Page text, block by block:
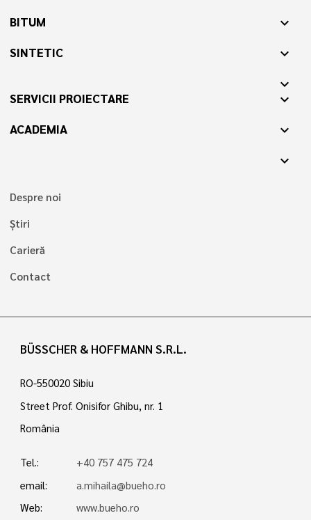
BITUM expand_more
SINTETIC
expand_more
expand_more
SERVICII PROIECTARE expand_more
ACADEMIA
expand_more
expand_more
Despre noi
Știri
Carieră
Contact
BÜSSCHER & HOFFMANN S.R.L.
RO-550020 Sibiu
Street Prof. Onisifor Ghibu, nr. 1
România
Tel.:
+40 757 475 724
email:
a.mihaila@bueho.ro
Web:
www.bueho.ro